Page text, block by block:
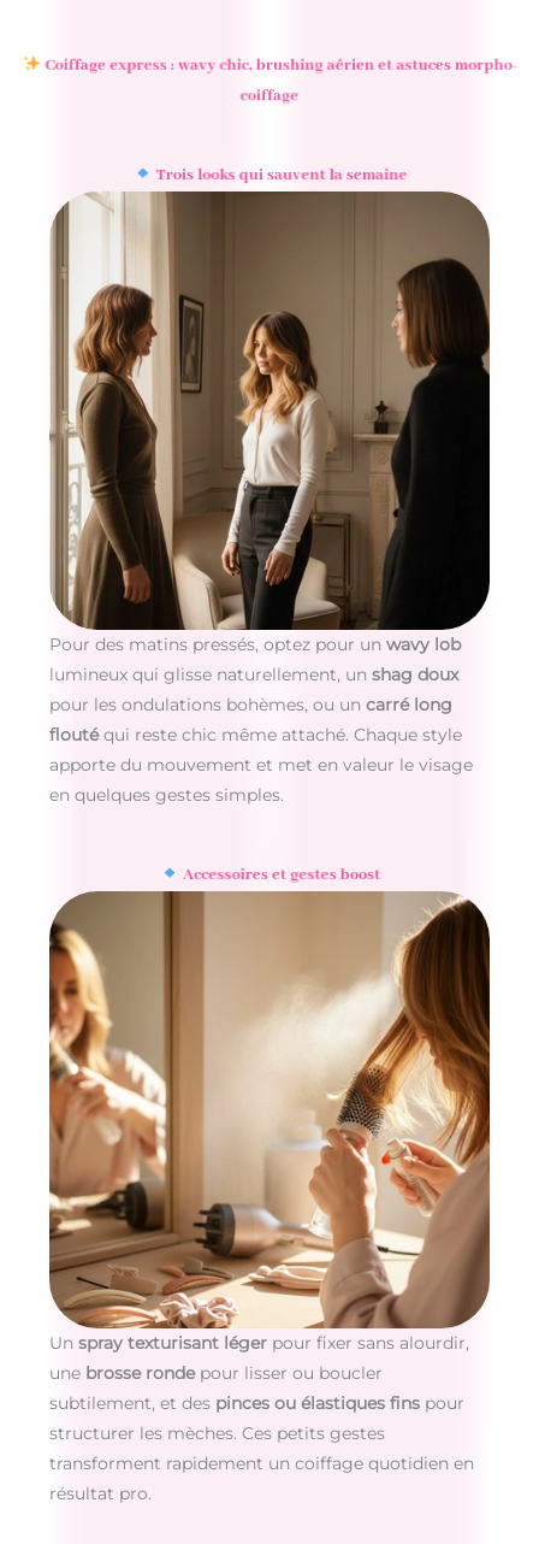
Coiffage express : wavy chic, brushing aérien et astuces morpho-
coiffage
Trois looks qui sauvent la semaine
Pour des matins pressés, optez pour un wavy lob
lumineux qui glisse naturellement, un shag doux
pour les ondulations bohèmes, ou un carré long
floutéqui reste chic même attaché. Chaque style
apporte du mouvement et met en valeur le visage
en quelques gestes simples.
Accessoires et gestes boost
Un spray texturisant légerpour fixer sans alourdir,
une brosse rondepour lisser ou boucler
subtilement, et des pinces ou élastiques finspour
structurer les mèches. Ces petits gestes
transforment rapidement un coiffage quotidien en
résultat pro.